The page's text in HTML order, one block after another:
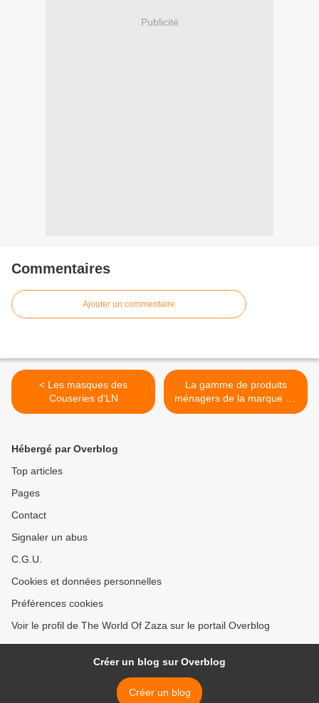
Publicité
Commentaires
Ajouter un commentaire
< Les masques des
Couseries d'LN
La gamme de produits
ménagers de la marque en
moins >
Hébergé par Overblog
Top articles
Pages
Contact
Signaler un abus
C.G.U.
Cookies et données personnelles
Préférences cookies
Voir le profil de The World Of Zaza sur le portail Overblog
Créer un blog sur Overblog
Créer un blog